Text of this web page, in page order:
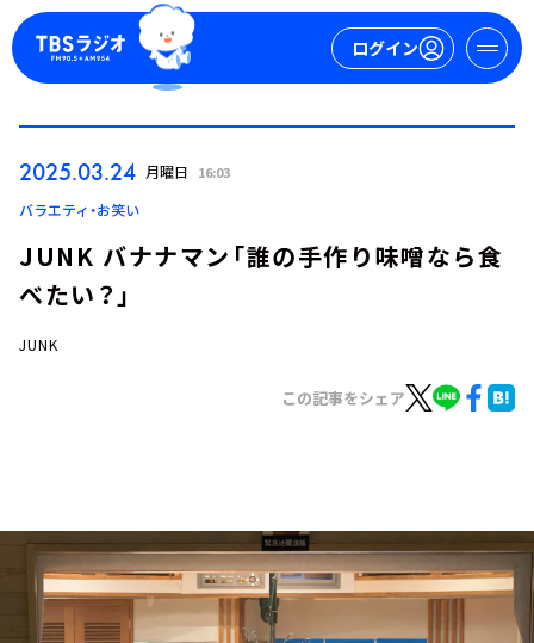
ログイン
ログイン
お知らせ
イベント・グッズ
YouTube
会社情報
2025.03.24 月曜日 16:03
バラエティ・お笑い
JUNK バナナマン「誰の手作り味噌なら食
べたい？」
JUNK
この記事をシェア